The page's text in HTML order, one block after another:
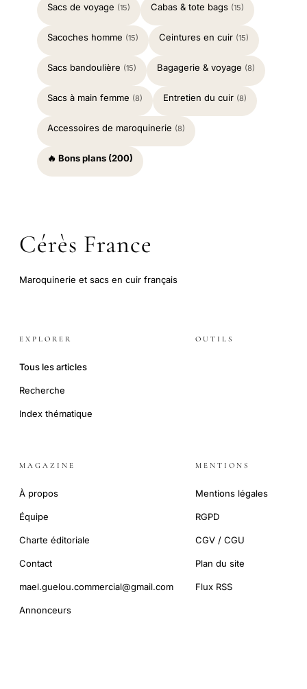
Sacs de voyage (15) Cabas & tote bags (15)
Sacoches homme (15) Ceintures en cuir (15)
Sacs bandoulière (15) Bagagerie & voyage (8)
Sacs à main femme (8) Entretien du cuir (8)
Accessoires de maroquinerie (8)
🔥 Bons plans (200)
Cérès France
Maroquinerie et sacs en cuir français
EXPLORER
Tous les articles
Recherche
Index thématique
OUTILS
MAGAZINE
À propos
Équipe
Charte éditoriale
Contact
mael.guelou.commercial@gmail.com
Annonceurs
MENTIONS
Mentions légales
RGPD
CGV / CGU
Plan du site
Flux RSS